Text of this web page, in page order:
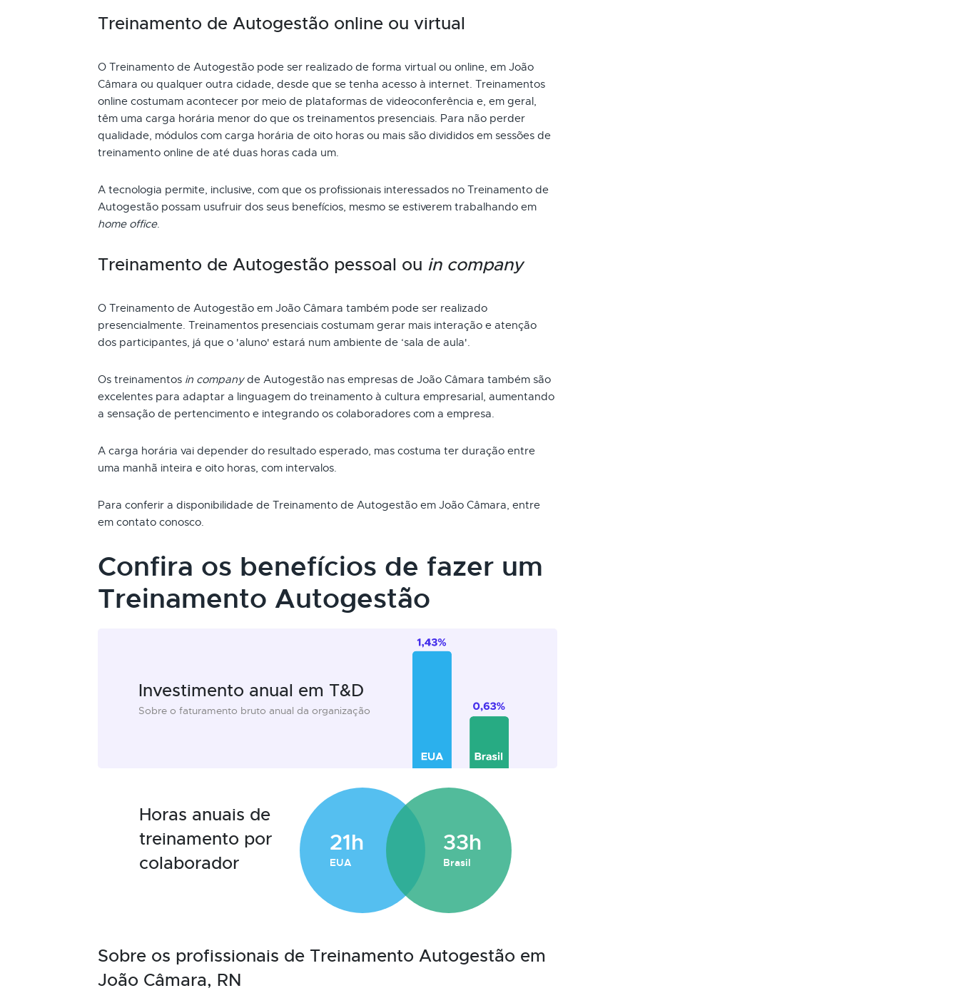
Treinamento de Autogestão online ou virtual
O Treinamento de Autogestão pode ser realizado de forma virtual ou online, em João
Câmara ou qualquer outra cidade, desde que se tenha acesso à internet. Treinamentos
online costumam acontecer por meio de plataformas de videoconferência e, em geral,
têm uma carga horária menor do que os treinamentos presenciais. Para não perder
qualidade, módulos com carga horária de oito horas ou mais são divididos em sessões de
treinamento online de até duas horas cada um.
A tecnologia permite, inclusive, com que os profissionais interessados no Treinamento de
Autogestão possam usufruir dos seus benefícios, mesmo se estiverem trabalhando em
home office.
Treinamento de Autogestão pessoal ou in company
O Treinamento de Autogestão em João Câmara também pode ser realizado
presencialmente. Treinamentos presenciais costumam gerar mais interação e atenção
dos participantes, já que o 'aluno' estará num ambiente de ‘sala de aula'.
Os treinamentos in companyde Autogestão nas empresas de João Câmara também são
excelentes para adaptar a linguagem do treinamento à cultura empresarial, aumentando
a sensação de pertencimento e integrando os colaboradores com a empresa.
A carga horária vai depender do resultado esperado, mas costuma ter duração entre
uma manhã inteira e oito horas, com intervalos.
Para conferir a disponibilidade de Treinamento de Autogestão em João Câmara, entre
em contato conosco.
Confira os benefícios de fazer um
Treinamento Autogestão
Investimento anual em T&D
Sobre o faturamento bruto anual da organização
Horas anuais de
treinamento por
colaborador
21h
EUA
33h
Brasil
Sobre os profissionais de Treinamento Autogestão em
João Câmara, RN